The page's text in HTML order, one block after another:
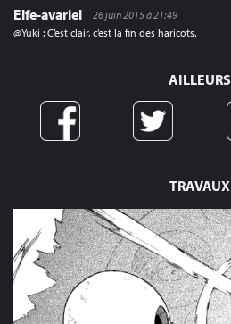
TRAVAUX
Elfe-avariel
26 juin 2015 à 21:49
@Yuki : C’est clair, c’est la fin des haricots.
AILLEURS